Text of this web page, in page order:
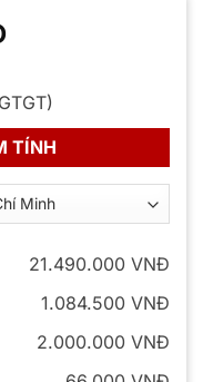
TÍNH
21.490.000 VNĐ
1.084.500 VNĐ
2.000.000 VNĐ